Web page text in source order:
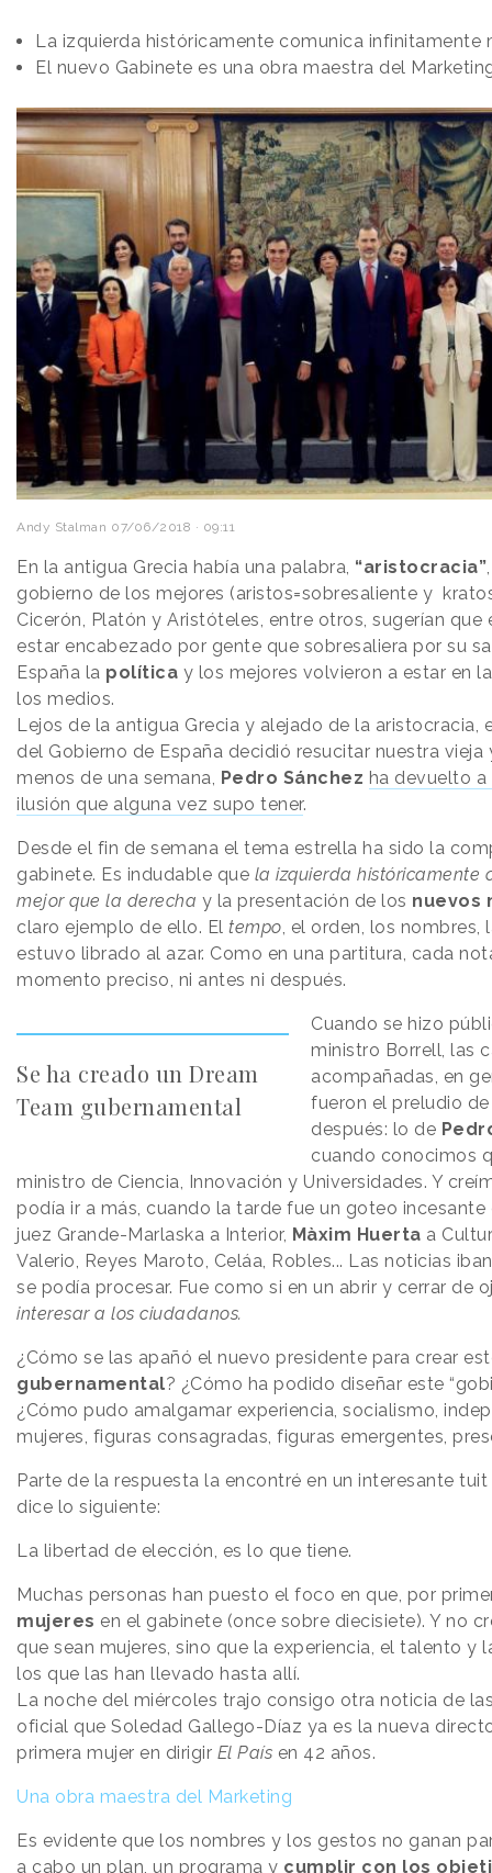
La izquierda históricamente comunica infinitamente
El nuevo Gabinete es una obra maestra del
Andy Stalman 07/06/2018 · 09:11
En la antigua Grecia había una palabra, “aristocracia”
gobierno de los mejores (aristos=sobresaliente y
Cicerón, Platón y Aristóteles, entre otros, sugerían que
estar encabezado por gente que sobresaliera por su
España la política y los mejores volvieron a estar en
los medios.
Lejos de la antigua Grecia y alejado de la aristocracia,
del Gobierno de España decidió resucitar nuestra vieja
menos de una semana, Pedro Sánchez ha devuelto
ilusión que alguna vez supo tener.
Desde el fin de semana el tema estrella ha sido la
gabinete. Es indudable que la izquierda históricamente
mejor que la derecha y la presentación de los nuevos
claro ejemplo de ello. El tempo, el orden, los nombres,
estuvo librado al azar. Como en una partitura, cada
momento preciso, ni antes ni después.
Se ha creado un Dream
Team gubernamental
Cuando se hizo
ministro Borrell, las
acompañadas, en
fueron el preludio
después: lo de
cuando conocimos
ministro de Ciencia, Innovación y Universidades. Y
podía ir a más, cuando la tarde fue un goteo incesante
juez Grande-Marlaska a Interior, Màxim Huerta a
Valerio, Reyes Maroto, Celáa, Robles... Las noticias
se podía procesar. Fue como si en un abrir y cerrar de
interesar a los ciudadanos.
¿Cómo se las apañó el nuevo presidente para crear
gubernamental? ¿Cómo ha podido diseñar este
¿Cómo pudo amalgamar experiencia, socialismo,
mujeres, figuras consagradas, figuras emergentes,
Parte de la respuesta la encontré en un interesante
dice lo siguiente:
La libertad de elección, es lo que tiene.
Muchas personas han puesto el foco en que, por
mujeres en el gabinete (once sobre diecisiete). Y no
que sean mujeres, sino que la experiencia, el talento y
los que las han llevado hasta allí.
La noche del miércoles trajo consigo otra noticia de
oficial que Soledad Gallego-Díaz ya es la nueva
primera mujer en dirigir El País en 42 años.
Una obra maestra del Marketing
Es evidente que los nombres y los gestos no ganan
a cabo un plan, un programa y cumplir con los